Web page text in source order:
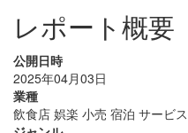
レポート概要
公開日時
2025年04月03日
業種
飲食店 娯楽 小売 宿泊 サービス